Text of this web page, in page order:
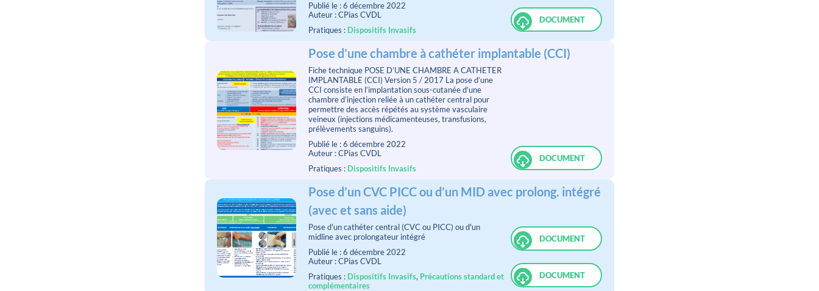
Publié le : 6 décembre 2022
Auteur : CPias CVDL
Pratiques : Dispositifs Invasifs
DOCUMENT
Pose d’une chambre à cathéter implantable (CCI)
Fiche technique POSE D’UNE CHAMBRE A CATHETER
IMPLANTABLE (CCI) Version 5 / 2017 La pose d’une
CCI consiste en l’implantation sous-cutanée d’une
chambre d’injection reliée à un cathéter central pour
permettre des accès répétés au système vasculaire
veineux (injections médicamenteuses, transfusions,
prélèvements sanguins).
Publié le : 6 décembre 2022
Auteur : CPias CVDL
Pratiques : Dispositifs Invasifs
DOCUMENT
Pose d’un CVC PICC ou d’un MID avec prolong. intégré
(avec et sans aide)
Pose d'un cathéter central (CVC ou PICC) ou d'un
midline avec prolongateur intégré
Publié le : 6 décembre 2022
Auteur : CPias CVDL
Pratiques : Dispositifs Invasifs, Précautions standard et
complémentaires
DOCUMENT
DOCUMENT